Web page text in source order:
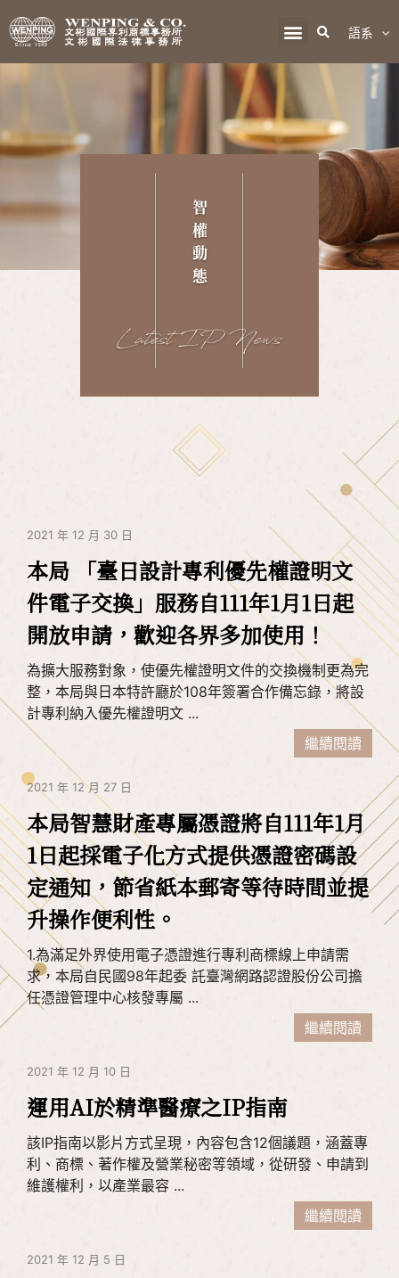
語系
智
權
動
態
2021 年 12 月 30 日
本局 「臺日設計專利優先權證明文
件電子交換」服務自111年1月1日起
開放申請，歡迎各界多加使用！
為擴大服務對象，使優先權證明文件的交換機制更為完
整，本局與日本特許廳於108年簽署合作備忘錄，將設
計專利納入優先權證明文 ...
繼續閱讀
2021 年 12 月 27 日
本局智慧財產專屬憑證將自111年1月
1日起採電子化方式提供憑證密碼設
定通知，節省紙本郵寄等待時間並提
升操作便利性。
1.為滿足外界使用電子憑證進行專利商標線上申請需
求，本局自民國98年起委 託臺灣網路認證股份公司擔
任憑證管理中心核發專屬 ...
繼續閱讀
2021 年 12 月 10 日
運用AI於精準醫療之IP指南
該IP指南以影片方式呈現，內容包含12個議題，涵蓋專
利、商標、著作權及營業秘密等領域，從研發、申請到
維護權利，以產業最容 ...
繼續閱讀
2021 年 12 月 5 日